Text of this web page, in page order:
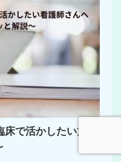
で活かしたい方へ